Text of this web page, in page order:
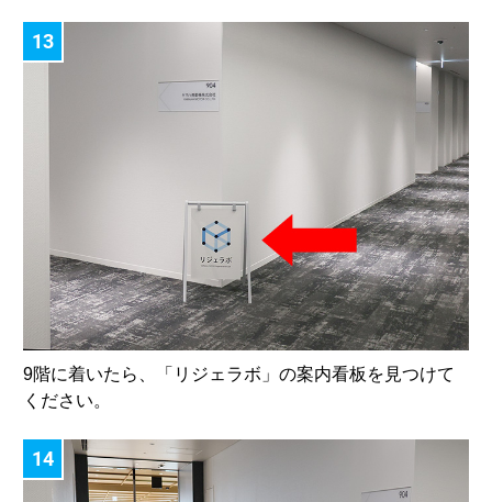
13
9階に着いたら、「リジェラボ」の案内看板を見つけて
ください。
14